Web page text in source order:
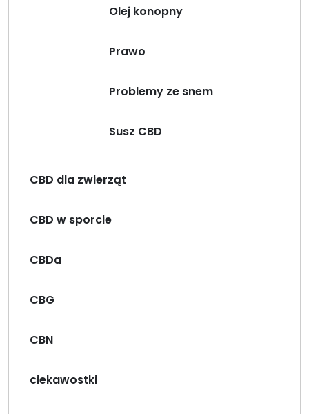
Olej konopny
Prawo
Problemy ze snem
Susz CBD
CBD dla zwierząt
CBD w sporcie
CBDa
CBG
CBN
ciekawostki